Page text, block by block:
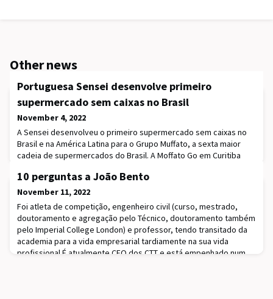
Other news
Portuguesa Sensei desenvolve primeiro
supermercado sem caixas no Brasil
November 4, 2022
A Sensei desenvolveu o primeiro supermercado sem caixas no
Brasil e na América Latina para o Grupo Muffato, a sexta maior
cadeia de supermercados do Brasil. A Moffato Go em Curitiba
Europa. O anúncio surge depois de ser conhecido que a
empresa, por trás da loja sem caixas do Continente em
Lisboa, era a primeira a juntar-se ao programa de scal
10 perguntas a João Bento
November 11, 2022
Foi atleta de competição, engenheiro civil (curso, mestrado,
doutoramento e agregação pelo Técnico, doutoramento também
pelo Imperial College London) e professor, tendo transitado da
academia para a vida empresarial tardiamente na sua vida
profissional.É atualmente CEO dos CTT e está empenhado num